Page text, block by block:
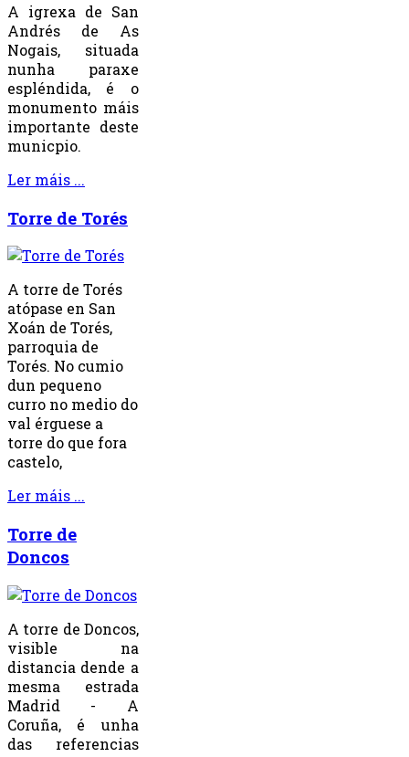
A igrexa de San
Andrés de As
Nogais, situada
nunha paraxe
espléndida, é o
monumento máis
importante deste
municpio.
Ler máis ...
Torre de Torés
A torre de Torés
atópase en San
Xoán de Torés,
parroquia de
Torés. No cumio
dun pequeno
curro no medio do
val érguese a
torre do que fora
castelo,
Ler máis ...
Torre de
Doncos
A torre de Doncos,
visible na
distancia dende a
mesma estrada
Madrid - A
Coruña, é unha
das referencias